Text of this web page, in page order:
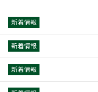
新着情報
新着情報
新着情報